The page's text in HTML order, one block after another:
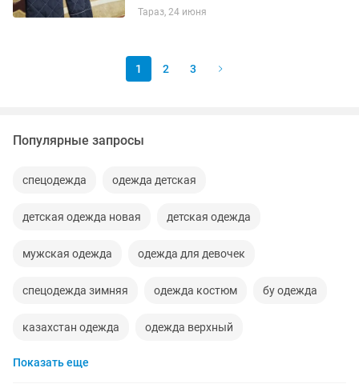
Тараз, 24 июня
1 2 3
Популярные запросы
спецодежда одежда детская
детская одежда новая детская одежда
мужская одежда одежда для девочек
спецодежда зимняя одежда костюм бу одежда
казахстан одежда одежда верхный
одежда для собак
Показать еще